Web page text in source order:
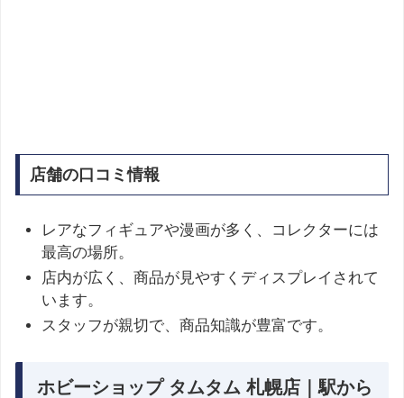
店舗の口コミ情報
レアなフィギュアや漫画が多く、コレクターには
最高の場所。
店内が広く、商品が見やすくディスプレイされて
います。
スタッフが親切で、商品知識が豊富です。
ホビーショップ タムタム 札幌店｜駅から